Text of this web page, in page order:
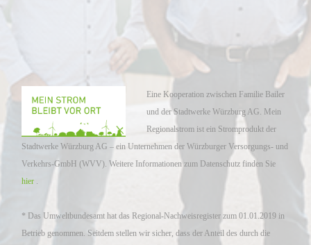
Eine Kooperation zwischen Familie Bailer
und der Stadtwerke Würzburg AG. Mein
Regionalstrom ist ein Stromprodukt der
Stadtwerke Würzburg AG – ein Unternehmen der Würzburger Versorgungs- und
Verkehrs-GmbH (WVV). Weitere Informationen zum Datenschutz finden Sie
hier .
* Das Umweltbundesamt hat das Regional-Nachweisregister zum 01.01.2019 in
Betrieb genommen. Seitdem stellen wir sicher, dass der Anteil des durch die